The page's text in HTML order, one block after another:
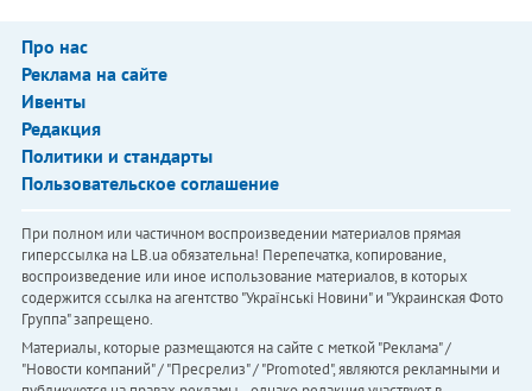
Про нас
Реклама на сайте
Ивенты
Редакция
Политики и стандарты
Пользовательское соглашение
При полном или частичном воспроизведении материалов прямая
гиперссылка на LB.ua обязательна! Перепечатка, копирование,
воспроизведение или иное использование материалов, в которых
содержится ссылка на агентство "Українськi Новини" и "Украинская Фото
Группа" запрещено.
Материалы, которые размещаются на сайте с меткой "Реклама" /
"Новости компаний" / "Пресрелиз" / "Promoted", являются рекламными и